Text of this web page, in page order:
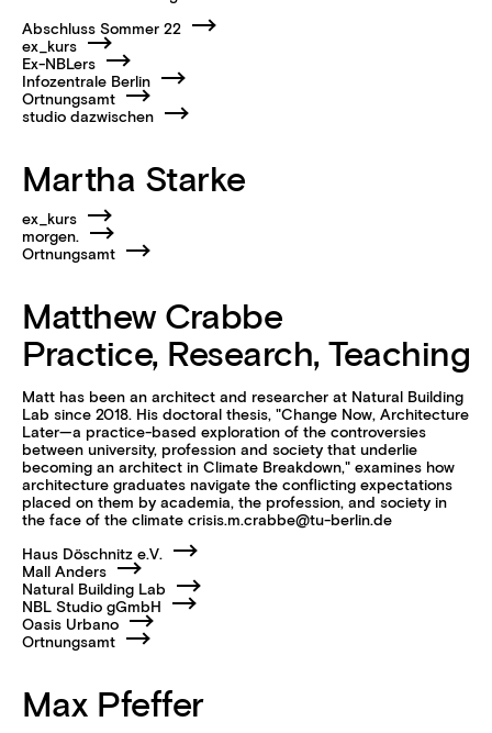
Abschluss Sommer 22
ex_kurs
Ex-NBLers
Infozentrale Berlin
Ortnungsamt
studio dazwischen
Martha Starke
ex_kurs
morgen.
Ortnungsamt
Matthew Crabbe
Practice, Research, Teaching
Matt has been an architect and researcher at Natural Building
Lab since 2018. His doctoral thesis, "Change Now, Architecture
Later—a practice-based exploration of the controversies
between university, profession and society that underlie
becoming an architect in Climate Breakdown," examines how
architecture graduates navigate the conflicting expectations
placed on them by academia, the profession, and society in
the face of the climate crisis.m.crabbe@tu-berlin.de
Haus Döschnitz e.V.
Mall Anders
Natural Building Lab
NBL Studio gGmbH
Oasis Urbano
Ortnungsamt
Max Pfeffer